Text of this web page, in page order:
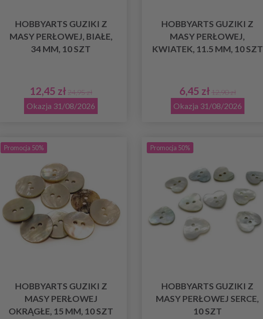
HOBBYARTS GUZIKI Z
MASY PERŁOWEJ, BIAŁE,
34 MM, 10 SZT
12,45 zł24,95 zł
Okazja 31/08/2026
HOBBYARTS GUZIKI Z
MASY PERŁOWEJ,
KWIATEK, 11.5 MM, 10 SZT
6,45 zł12,90 zł
Okazja 31/08/2026
Promocja 50%
HOBBYARTS GUZIKI Z
MASY PERŁOWEJ
OKRĄGŁE, 15 MM, 10 SZT
Promocja 50%
HOBBYARTS GUZIKI Z
MASY PERŁOWEJ SERCE,
10 SZT